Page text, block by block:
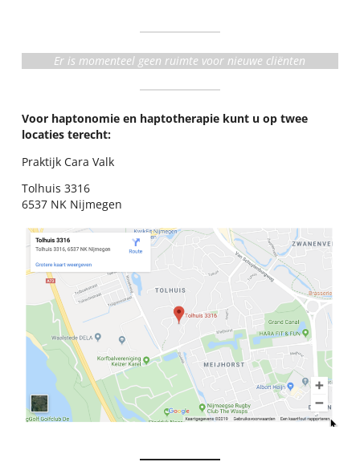
Er is momenteel geen ruimte voor nieuwe cliënten
Voor haptonomie en haptotherapie kunt u op twee
locaties terecht:
Praktijk Cara Valk
Tolhuis 3316
6537 NK Nijmegen